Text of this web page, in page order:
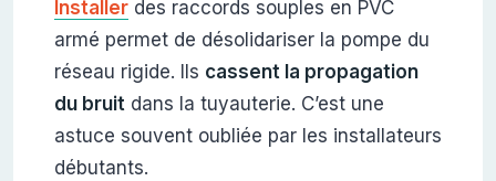
Installerdes raccords souples en PVC
armé permet de désolidariser la pompe du
réseau rigide. Ils cassent la propagation
du bruitdans la tuyauterie. C’est une
astuce souvent oubliée par les installateurs
débutants.